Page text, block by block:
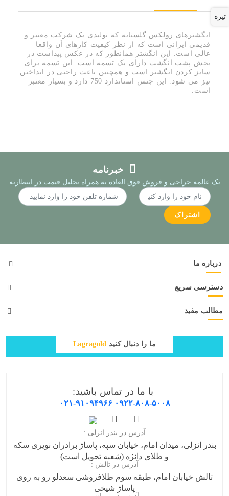
انگشترهای رولکس گلستانه که تولیدی یک شرکت معتبر و
قدیمی ایرانی است که از نظر کیفیت کارهای آن واقعا
عالی است. این انگشتر همانطور که در عکس پیداست در
بخش پشت انگشت دارای یک تسمه است. این تسمه برای
سایز کردن انگشتر است و همچنین باعث راحتی در انداختن
نیز می شود. این جنس استاندارد 750 دارد و بسیار معتبر
است.
خبرنامه
یک عالمه حراجی و فروش فوق العاده به همراه تحلیل قیمت در انتظارته
اشتراک
درباره ما
دسترسی سریع
مطالب مفید
ما را دنبال کنید Lagragold
با ما در تماس باشید:
۰۹۲۲-۸۰۸-۵۰۰۸ ۰۲۱-۹۱۰۹۴۹۶۶
آدرس در بندر انزلی :
بندر انزلی، میدان امام، خیابان سپه، پاساژ برادران نویری سکه
و طلای دانژه (شعبه تحویل است)
آدرس در تالش :
تالش خیابان امام، طبقه سوم طلافروشی سعدلو رو به روی
پاساژ شیخی
تیره